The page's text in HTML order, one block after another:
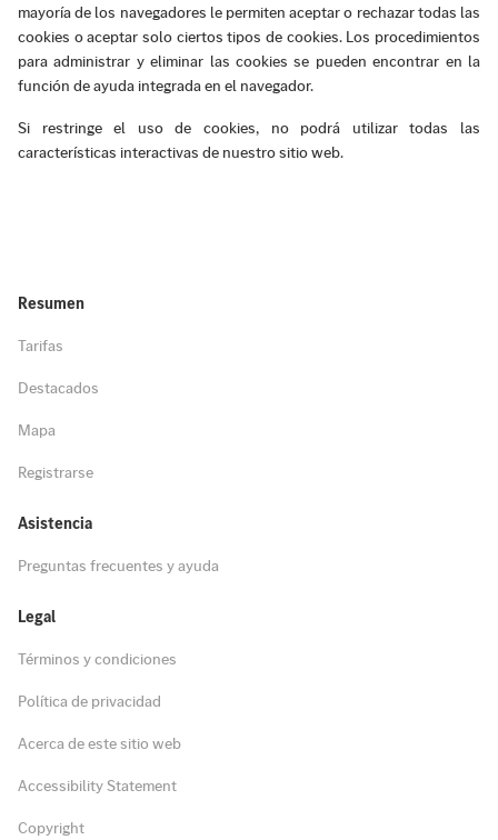
mayoría de los navegadores le permiten aceptar o rechazar todas las
cookies o aceptar solo ciertos tipos de cookies. Los procedimientos
para administrar y eliminar las cookies se pueden encontrar en la
función de ayuda integrada en el navegador.
Si restringe el uso de cookies, no podrá utilizar todas las
características interactivas de nuestro sitio web.
Resumen
Tarifas
Destacados
Mapa
Registrarse
Asistencia
Preguntas frecuentes y ayuda
Legal
Términos y condiciones
Política de privacidad
Acerca de este sitio web
Accessibility Statement
Copyright